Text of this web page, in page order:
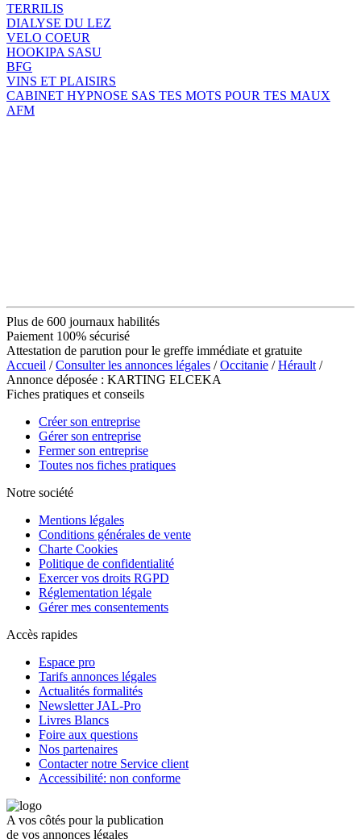
TERRILIS
DIALYSE DU LEZ
VELO COEUR
HOOKIPA SASU
BFG
VINS ET PLAISIRS
CABINET HYPNOSE SAS TES MOTS POUR TES MAUX
AFM
Plus de 600 journaux habilités
Paiement 100% sécurisé
Attestation de parution pour le greffe immédiate et gratuite
Accueil /Consulter les annonces légales /Occitanie /Hérault /
Annonce déposée : KARTING ELCEKA
Fiches pratiques et conseils
Créer son entreprise
Gérer son entreprise
Fermer son entreprise
Toutes nos fiches pratiques
Notre société
Mentions légales
Conditions générales de vente
Charte Cookies
Politique de confidentialité
Exercer vos droits RGPD
Réglementation légale
Gérer mes consentements
Accès rapides
Espace pro
Tarifs annonces légales
Actualités formalités
Newsletter JAL-Pro
Livres Blancs
Foire aux questions
Nos partenaires
Contacter notre Service client
Accessibilité: non conforme
A vos côtés pour la publication
de vos annonces légales